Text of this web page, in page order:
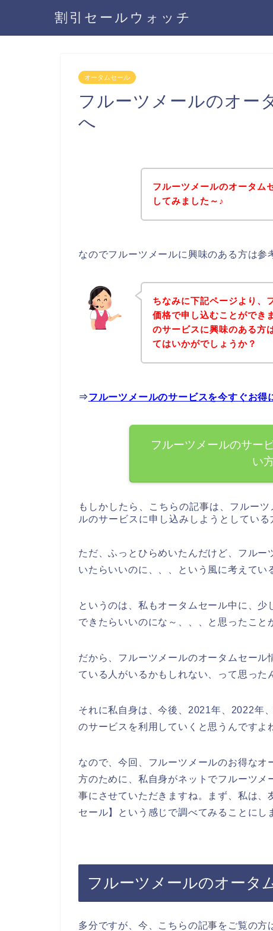
割引セールウォッチ
オータムセール
フルーツメールのオー
へ
フルーツメールのオータム
してみました～♪
なのでフルーツメールに興味のある方は参
ちなみに下記ページより、
価格で申し込むことができ
のサービスに興味のある方
てはいかがでしょうか？
⇒フルーツメールのサービスを今すぐお得
フルーツメールのサー
い
もしかしたら、こちらの記事は、フルー
ルのサービスに申し込みしようとしている
ただ、ふっとひらめいたんだけど、フル
いたらいいのに、、、という風に考えてい
というのは、私もオータムセール中に、
できたらいいのにな～、、、と思ったこと
だから、フルーツメールのオータムセー
ている人がいるかもしれない、って思った
それに私自身は、今後、2021年、2022年
のサービスを利用していくと思うんですよ
なので、今回、フルーツメールのお得な
方のために、私自身がネットでフルーツ
事にさせていただきますね。まず、私は
セール】という感じで調べてみることにし
フルーツメールのオータ
多分ですが、今、こちらの記事をご覧の